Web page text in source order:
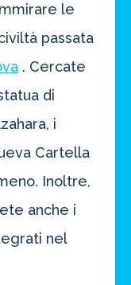
le
passata
. Cercate
di
i
Cartella
Inoltre,
anche i
nel